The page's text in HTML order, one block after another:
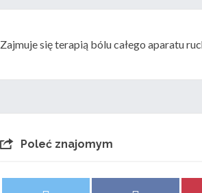
Zajmuje się terapią bólu całego aparatu
Poleć znajomym